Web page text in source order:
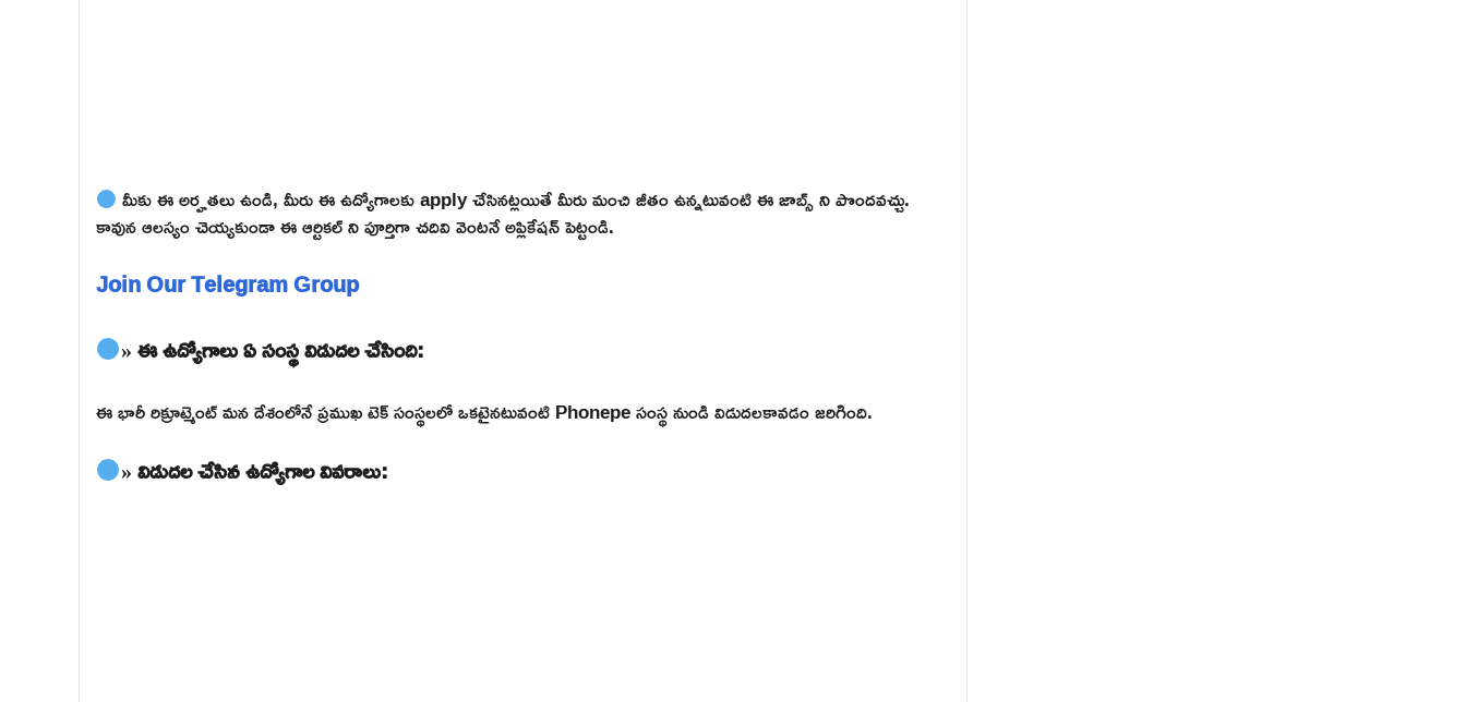
మీకు ఈ అర్హతలు ఉండి, మీరు ఈ ఉద్యోగాలకు apply చేసినట్లయితే మీరు మంచి జీతం ఉన్నటువంటి ఈ జాబ్స్ ని పొందవచ్చు.
కావున ఆలస్యం చెయ్యకుండా ఈ ఆర్టికల్ ని పూర్తిగా చదివి వెంటనే అప్లికేషన్ పెట్టండి.
Join Our Telegram Group
» ఈ ఉద్యోగాలు ఏ సంస్థ విడుదల చేసింది:
ఈ భారీ రిక్రూట్మెంట్ మన దేశంలోనే ప్రముఖ టెక్ సంస్థలలో ఒకటైనటువంటి Phonepe సంస్థ నుండి విడుదలకావడం జరిగింది.
» విడుదల చేసిన ఉద్యోగాల వివరాలు: